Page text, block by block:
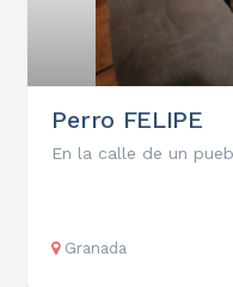
Perro FELIPE
En la calle de un
Granada